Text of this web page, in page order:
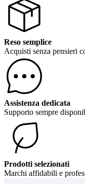
Reso semplice
Acquisti senza pensieri
Assistenza dedicata
Supporto sempre
Prodotti selezionati
Marchi affidabili e